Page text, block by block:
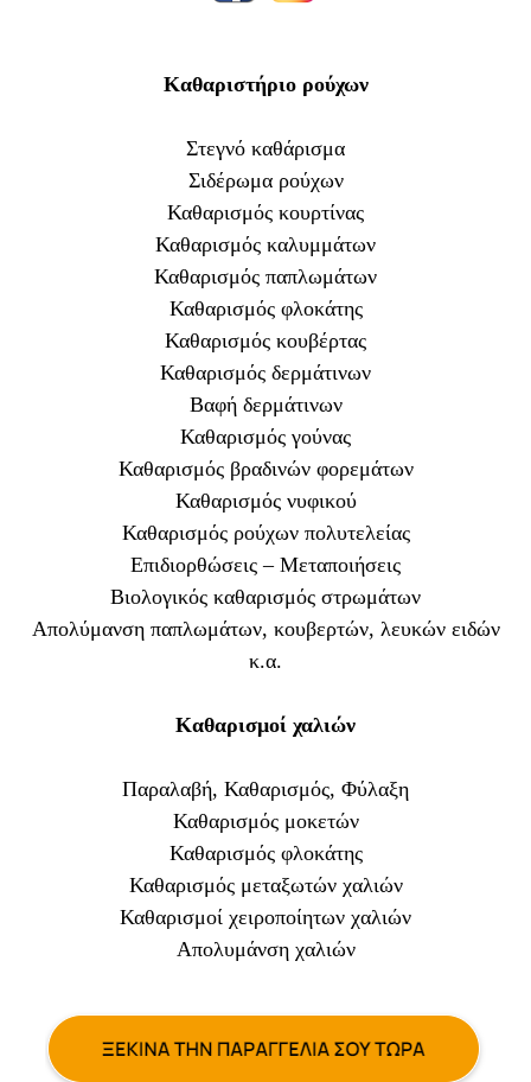
Καθαριστήριο ρούχων
Στεγνό καθάρισμα
Σιδέρωμα ρούχων
Καθαρισμός κουρτίνας
Καθαρισμός καλυμμάτων
Καθαρισμός παπλωμάτων
Καθαρισμός φλοκάτης
Καθαρισμός κουβέρτας
Καθαρισμός δερμάτινων
Βαφή δερμάτινων
Καθαρισμός γούνας
Καθαρισμός βραδινών φορεμάτων
Καθαρισμός νυφικού
Καθαρισμός ρούχων πολυτελείας
Επιδιορθώσεις – Μεταποιήσεις
Βιολογικός καθαρισμός στρωμάτων
Απολύμανση παπλωμάτων, κουβερτών, λευκών ειδών
κ.α.
Καθαρισμοί χαλιών
Παραλαβή, Καθαρισμός, Φύλαξη
Καθαρισμός μοκετών
Καθαρισμός φλοκάτης
Καθαρισμός μεταξωτών χαλιών
Καθαρισμοί χειροποίητων χαλιών
Απολυμάνση χαλιών